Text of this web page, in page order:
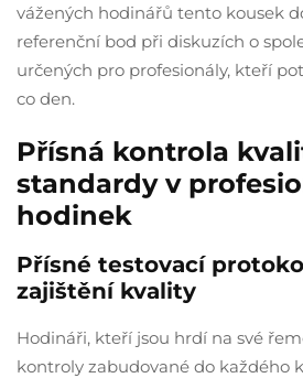
vážených hodinářů tento kousek
referenční bod při diskuzích o
určených pro profesionály, kteří
co den.
Přísná kontrola
standardy v
hodinek
Přísné testovací
zajištění kvality
Hodináři, kteří jsou hrdí na své
kontroly zabudované do každého